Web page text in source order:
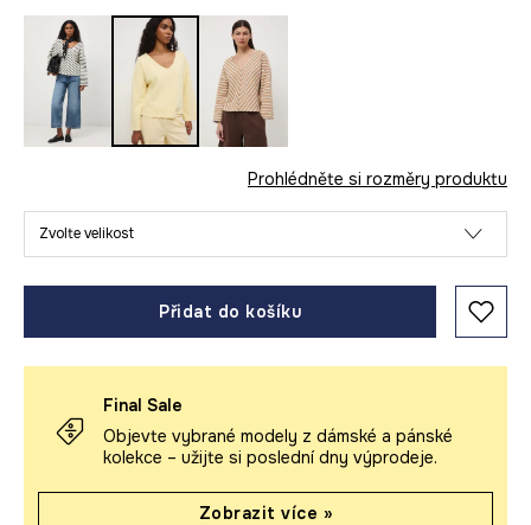
Prohlédněte si rozměry produktu
Zvolte velikost
Přidat do košíku
Final Sale
Objevte vybrané modely z dámské a pánské
kolekce – užijte si poslední dny výprodeje.
Zobrazit více »